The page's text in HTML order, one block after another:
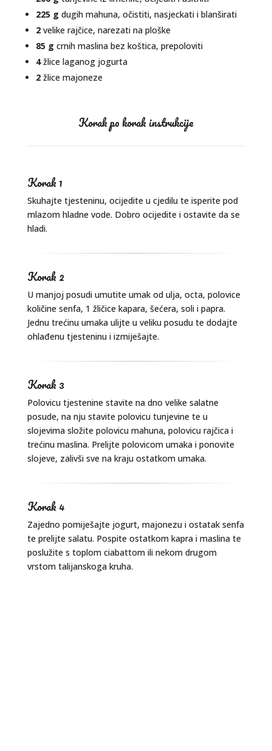
225 g dugih mahuna, očistiti, nasjeckati i blanširati
2velike rajčice, narezati na ploške
85 g crnih maslina bez koštica, prepoloviti
4žlice laganog jogurta
2žlice majoneze
Korak po korak instrukcije
Korak 1
Skuhajte tjesteninu, ocijedite u cjedilu te isperite pod
mlazom hladne vode. Dobro ocijedite i ostavite da se
hladi.
Korak 2
U manjoj posudi umutite umak od ulja, octa, polovice
količine senfa, 1 žličice kapara, šećera, soli i papra.
Jednu trećinu umaka ulijte u veliku posudu te dodajte
ohlađenu tjesteninu i izmiješajte.
Korak 3
Polovicu tjestenine stavite na dno velike salatne
posude, na nju stavite polovicu tunjevine te u
slojevima složite polovicu mahuna, polovicu rajčica i
trećinu maslina. Prelijte polovicom umaka i ponovite
slojeve, zalivši sve na kraju ostatkom umaka.
Korak 4
Zajedno pomiješajte jogurt, majonezu i ostatak senfa
te prelijte salatu. Pospite ostatkom kapra i maslina te
poslužite s toplom ciabattom ili nekom drugom
vrstom talijanskoga kruha.